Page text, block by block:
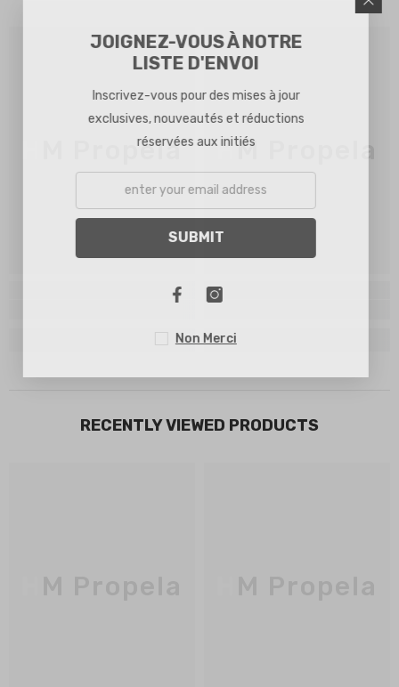
HM Propela HM Propela
RECENTLY VIEWED PRODUCTS
JOIGNEZ-VOUS À NOTRE
LISTE D'ENVOI
Inscrivez-vous pour des mises à jour
exclusives, nouveautés et réductions
réservées aux initiés
SUBMIT
Non Merci